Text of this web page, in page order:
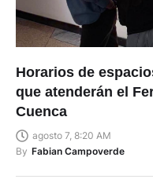
Horarios de
que atenderán el
Cuenca
agosto 7, 8:20 AM
By Fabian Campoverde